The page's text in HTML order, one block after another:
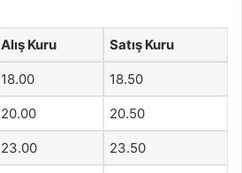
Alış Kuru Satış Kuru
18.00 18.50
20.00 20.50
23.00 23.50